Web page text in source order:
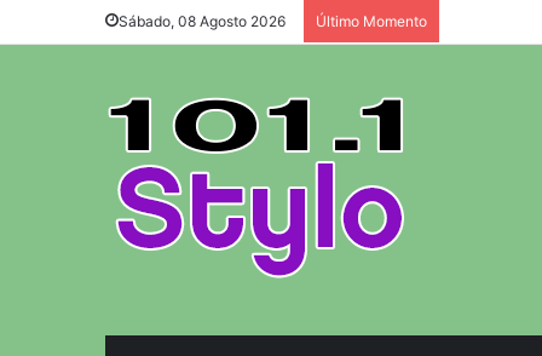
Sábado, 08 Agosto 2026 Último Momento